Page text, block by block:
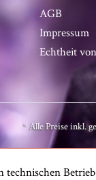
AGB
Impressum
Echtheit
* Alle Preise inkl.